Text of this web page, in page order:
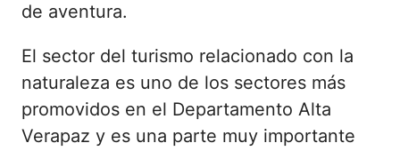
de aventura.
El sector del turismo relacionado con la
naturaleza es uno de los sectores más
promovidos en el Departamento Alta
Verapaz y es una parte muy importante